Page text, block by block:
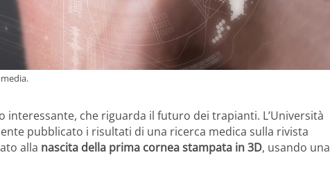
che riguarda il futuro dei trapianti. L’Università
pubblicato i risultati di una ricerca medica sulla rivista
alla nascita della prima cornea stampata in 3D, usando una